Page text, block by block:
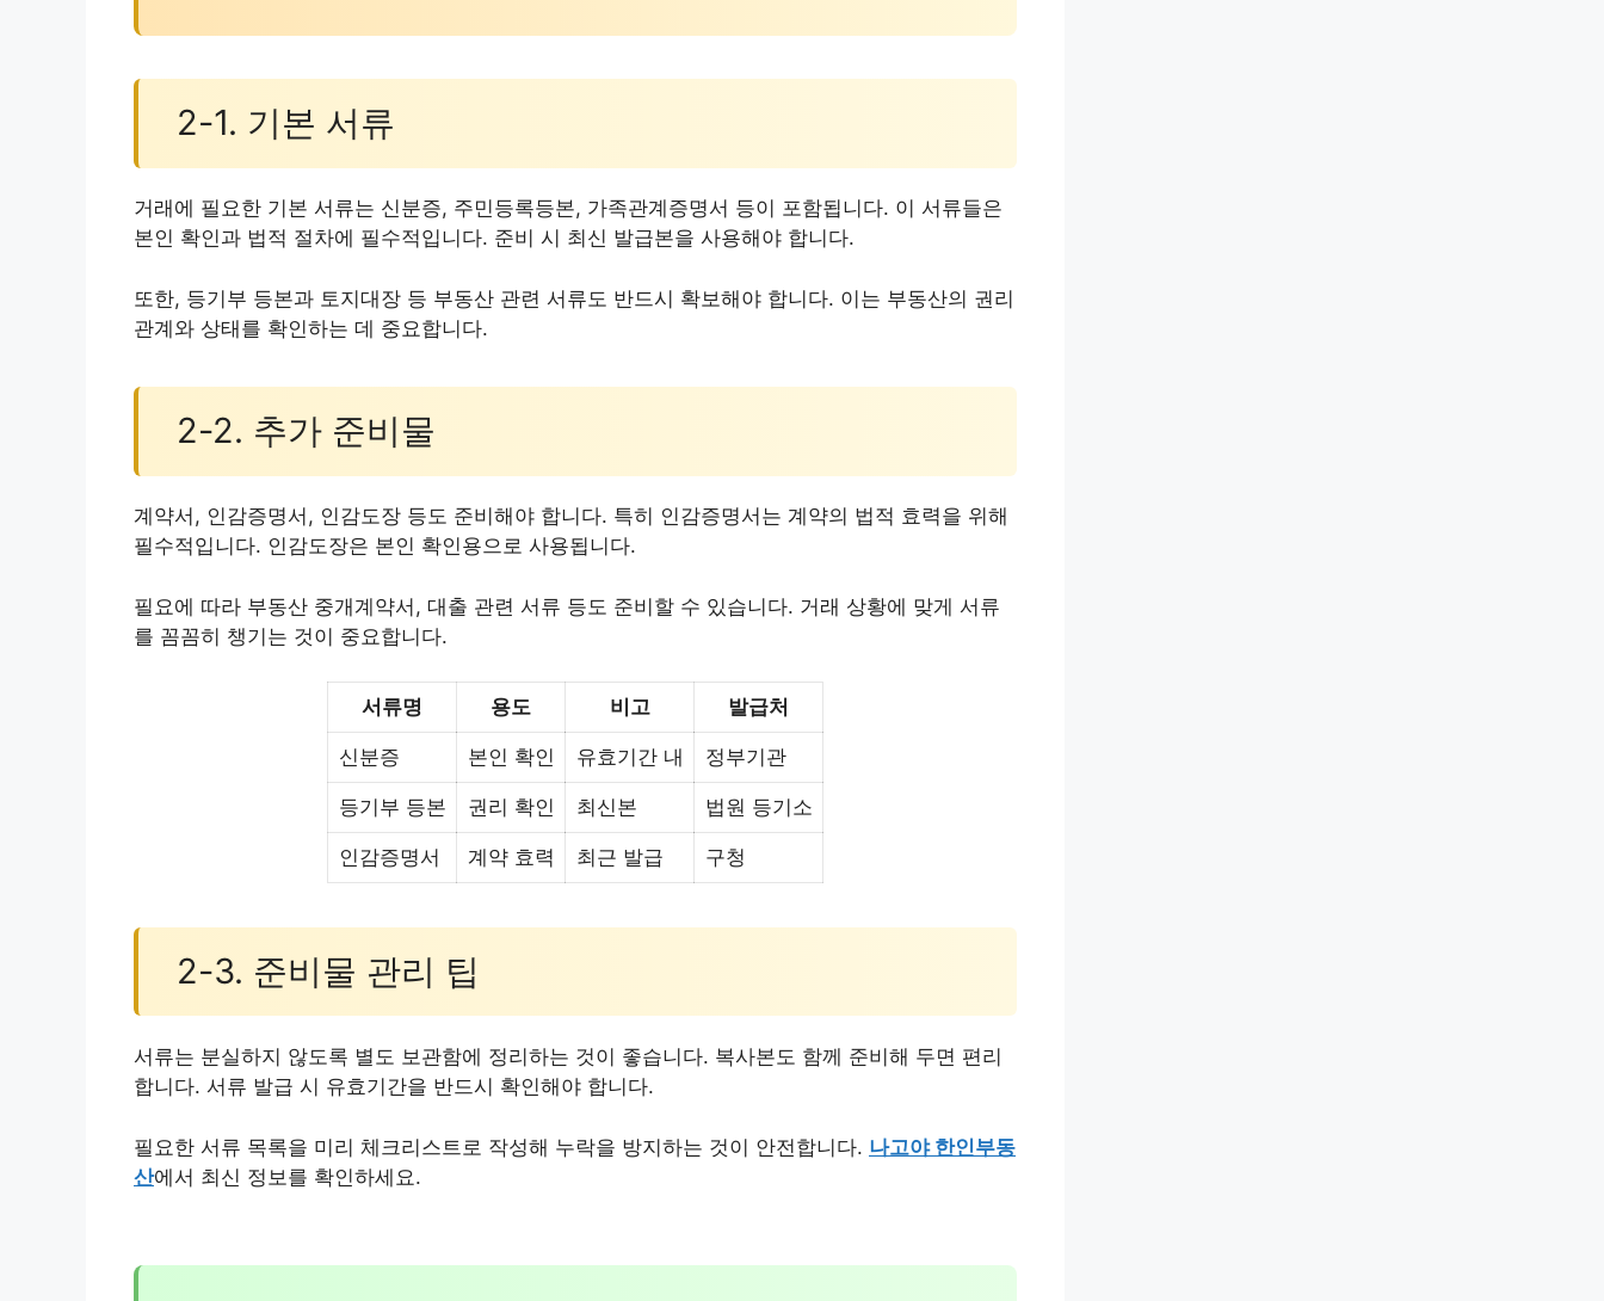
2-1. 기본 서류
거래에 필요한 기본 서류는 신분증, 주민등록등본, 가족관계증명서 등이 포함됩니다. 이 서류들은
본인 확인과 법적 절차에 필수적입니다. 준비 시 최신 발급본을 사용해야 합니다.
또한, 등기부 등본과 토지대장 등 부동산 관련 서류도 반드시 확보해야 합니다. 이는 부동산의 권리
관계와 상태를 확인하는 데 중요합니다.
2-2. 추가 준비물
계약서, 인감증명서, 인감도장 등도 준비해야 합니다. 특히 인감증명서는 계약의 법적 효력을 위해
필수적입니다. 인감도장은 본인 확인용으로 사용됩니다.
필요에 따라 부동산 중개계약서, 대출 관련 서류 등도 준비할 수 있습니다. 거래 상황에 맞게 서류
를 꼼꼼히 챙기는 것이 중요합니다.
서류명 용도 비고 발급처
신분증 본인 확인 유효기간 내 정부기관
등기부 등본 권리 확인 최신본 법원 등기소
인감증명서 계약 효력 최근 발급 구청
2-3. 준비물 관리 팁
서류는 분실하지 않도록 별도 보관함에 정리하는 것이 좋습니다. 복사본도 함께 준비해 두면 편리
합니다. 서류 발급 시 유효기간을 반드시 확인해야 합니다.
필요한 서류 목록을 미리 체크리스트로 작성해 누락을 방지하는 것이 안전합니다. 나고야 한인부동
산에서 최신 정보를 확인하세요.